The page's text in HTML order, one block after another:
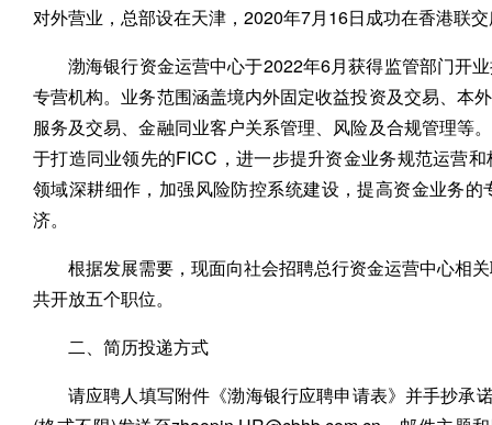
对外营业，总部设在天津，2020年7月16日成功在香港联
渤海银行资金运营中心于2022年6月获得监管部门开
专营机构。业务范围涵盖境内外固定收益投资及交易、本
服务及交易、金融同业客户关系管理、风险及合规管理等
于打造同业领先的FICC，进一步提升资金业务规范运营
领域深耕细作，加强风险防控系统建设，提高资金业务
济。
根据发展需要，现面向社会招聘总行资金运营中心相
共开放五个职位。
二、简历投递方式
请应聘人填写附件《渤海银行应聘申请表》并手抄承